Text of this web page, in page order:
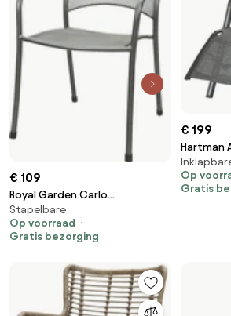
€ 109
Royal Garden Carlo
strekmetaal stapelbare
tuinstoel - Antraciet
Stapelbare
Op voorraad
Gratis bezorging
€ 199
Hartman
Op
Gratis